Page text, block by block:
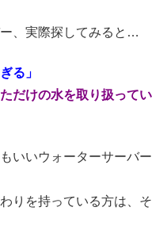
、実際探してみると…
る」
ただけの水を取り扱って
いいウォーターサーバ
りを持っている方は、